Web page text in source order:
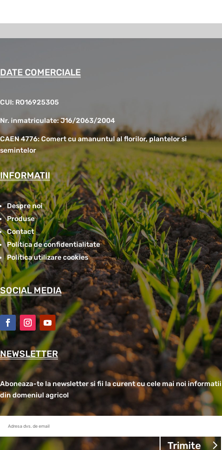
DATE COMERCIALE
CUI: RO16925305
Nr. inmatriculate: J16/2063/2004
CAEN 4776: Comert cu amanuntul al florilor, plantelor si
semintelor
INFORMATII
Despre noi
Produse
Contact
Politica de confidentialitate
Politica utilizare cookies
SOCIAL MEDIA
NEWSLETTER
Aboneaza-te la newsletter si fii la curent cu cele mai noi informatii
din domeniul agricol
Trimite